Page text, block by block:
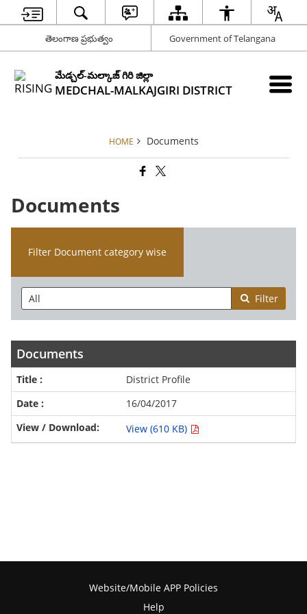
తెలంగాణ ప్రభుత్వం Government of Telangana
మేడ్చల్-మల్కాజ్ గిరి జిల్లా
MEDCHAL-MALKAJGIRI DISTRICT
HOME Documents
Documents
Filter Document category wise
Filter
Documents
District Profile
16/04/2017
View (610 KB)
Website/Mobile APP Policies
Help